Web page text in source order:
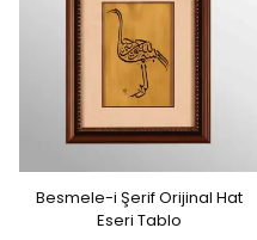
Besmele-i Şerif Orijinal Hat
Eseri Tablo